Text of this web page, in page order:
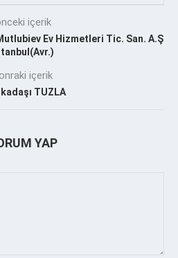
içerik
Ev Hizmetleri Tic. San. A.Ş
içerik
TUZLA
YAP